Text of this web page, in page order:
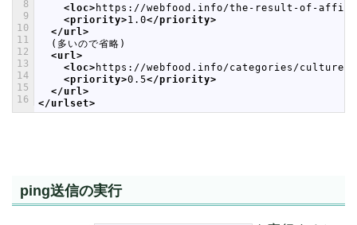
8
9
10
11
12
13
14
15
16
<loc> https://webfood.info/the-result-of-
<priority>1.0</priority>
</url>
(多いので省略)
<url>
<loc> https://webfood.info/categories/culture/
<priority>0.5</priority>
</url>
</urlset>
ping送信の実行